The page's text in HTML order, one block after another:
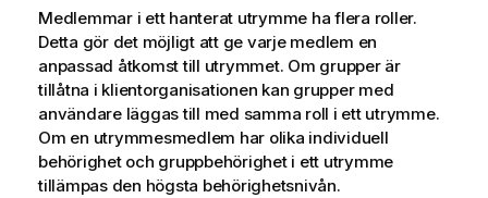
c
k
n
i
n
g
o
m
Medlemmar i ett hanterat utrymme ha flera roller.
Detta gör det möjligt att ge varje medlem en
anpassad åtkomst till utrymmet. Om grupper är
tillåtna i klientorganisationen kan grupper med
användare läggas till med samma roll i ett utrymme.
Om en utrymmesmedlem har olika individuell
behörighet och gruppbehörighet i ett utrymme
tillämpas den högsta behörighetsnivån.